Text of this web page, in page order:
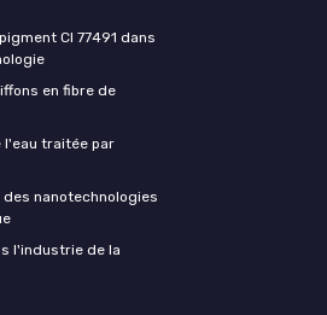
CI 77491 dans
en fibre de
l'eau traitée par
nanotechnologies
l'industrie de la